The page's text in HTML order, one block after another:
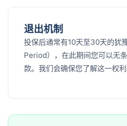
退出机制
投保后通常有10天至30天的犹
Period），在此期间您可以无
款。我们会确保您了解这一权利